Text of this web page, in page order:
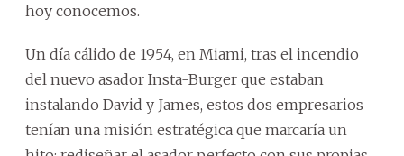
hoy conocemos.
Un día cálido de 1954, en Miami, tras el incendio
del nuevo asador Insta-Burger que estaban
instalando David y James, estos dos empresarios
tenían una misión estratégica que marcaría un